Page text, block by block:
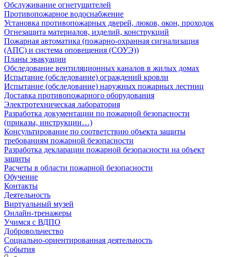
Обслуживание огнетушителей
Противопожарное водоснабжение
Установка противопожарных дверей, люков, окон, проходок
Огнезащита материалов, изделий, конструкций
Пожарная автоматика (пожарно-охранная сигнализация
(АПС) и система оповещения (СОУЭ))
Планы эвакуации
Обследование вентиляционных каналов в жилых домах
Испытание (обследование) ограждений кровли
Испытание (обследование) наружных пожарных лестниц
Доставка противопожарного оборудования
Электротехническая лаборатория
Разработка документации по пожарной безопасности
(приказы, инструкции…)
Консультирование по соответствию объекта защиты
требованиям пожарной безопасности
Разработка декларации пожарной безопасности на объект
защиты
Расчеты в области пожарной безопасности
Обучение
Контакты
Деятельность
Виртуальный музей
Онлайн-тренажеры
Учимся с ВДПО
Добровольчество
Социально-ориентированная деятельность
События